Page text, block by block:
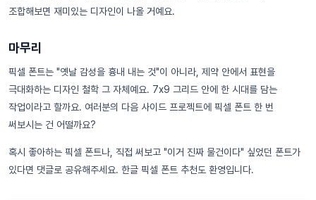
조합해보면 재미있는 디자인이 나올 거예요.
마무리
픽셀 폰트는 "옛날 감성을 흉내 내는 것"이 아니라, 제약 안에서 표현을
극대화하는 디자인 철학 그 자체예요. 7x9 그리드 안에 한 시대를 담는
작업이라고 할까요. 여러분의 다음 사이드 프로젝트에 픽셀 폰트 한 번
써보시는 건 어떨까요?
혹시 좋아하는 픽셀 폰트나, 직접 써보고 "이거 진짜 물건이다" 싶었던 폰트가
있다면 댓글로 공유해주세요. 한글 픽셀 폰트 추천도 환영입니다.